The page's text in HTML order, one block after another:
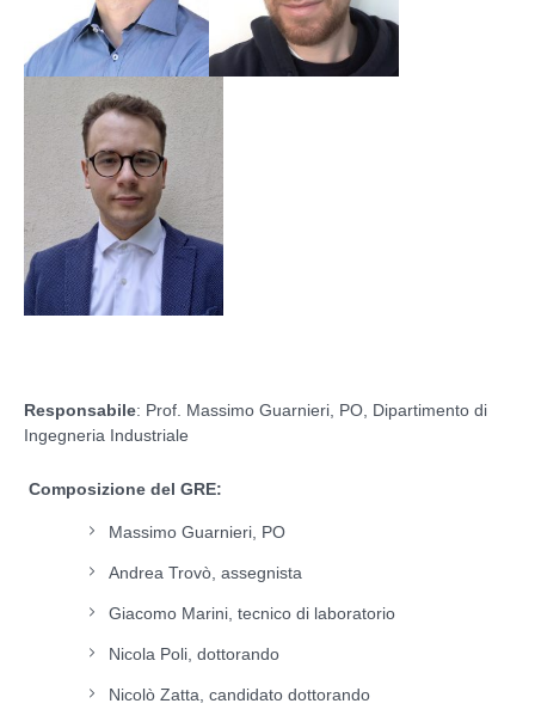
Responsabile: Prof. Massimo Guarnieri, PO, Dipartimento di
Ingegneria Industriale
Composizione del GRE:
Massimo Guarnieri, PO
Andrea Trovò, assegnista
Giacomo Marini, tecnico di laboratorio
Nicola Poli, dottorando
Nicolò Zatta, candidato dottorando